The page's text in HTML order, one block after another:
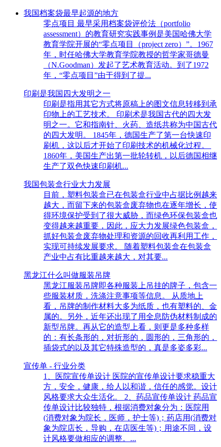
我国档案袋最早起源的地方
零点项目 最早采用档案袋评价法（portfolio
assessment）的教育研究实践事例是美国哈佛大学
教育学院开展的“零点项目（project zero）”。1967
年，时任哈佛大学教育学院教授的哲学家哥德曼
（N.Goodman）发起了艺术教育活动。到了1972
年，“零点项目”由于得到了提...
印刷是我国四大发明之一
印刷是指用其它方式将原稿上的图文信息转移到承
印物上的工艺技术。 印刷术是我国古代的四大发
明之一。它和指南针、火药、造纸共称为中国古代
的四大发明。 1845年，德国生产了第一台快速印
刷机，这以后才开始了印刷技术的机械化过程。
1860年，美国生产出第一批轮转机，以后德国相继
生产了双色快速印刷机...
我国包装盒行业大力发展
目前，塑料包装盒已在包装盒行业中占据比例越来
越大，而留下来的包装盒废弃物也在逐年增长，使
得环境保护受到了很大威胁，而绿色环保包装盒也
变得越来越重要，因此，应大力发展绿色包装盒，
抓好包装盒废弃物处理和资源的回收再利用工作，
实现可持续发展要求。 随着塑料包装盒在包装盒
产业中占有比重越来越大，对其要...
黑龙江什么叫做服装吊牌
黑龙江服装吊牌即各种服装上吊挂的牌子，包含一
些服装材质，洗涤注意事项等信息。 从质地上
看，吊牌的制作材料大多为纸质，也有塑料的、金
属的。另外，近年还出现了用全息防伪材料制成的
新型吊牌。再从它的造型上看，则更是多种多样
的：有长条形的，对折形的，圆形的，三角形的，
插袋式的以及其它特殊造型的，真是多姿多彩...
宣传单 - 行业分类
1、医院宣传单设计 医院的宣传单设计要求稳重大
方，安全，健康，给人以和谐，信任的感觉。设计
风格要求大众生活化。 2、药品宣传单设计 药品宣
传单设计比较独特，根据消费对象分为：医院用
(消费对象为院长，医师，护士等)；药店用(消费对
象为院店长，导购，在店医生等)；用途不同，设
计风格要做相应的调整。...